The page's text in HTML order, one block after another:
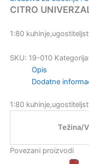
CITRO
1:80
SKU: 19-010 Kategorija:
Opis
Dodatne
1:80
Težina/
Povezani proizvodi